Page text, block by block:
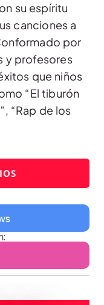
su espíritu
canciones a
por
y profesores
que niños
“El tiburón
“Rap de los